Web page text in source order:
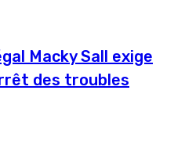
Macky Sall exige
des troubles